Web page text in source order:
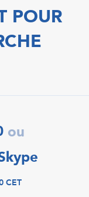
POUR
ou
CET